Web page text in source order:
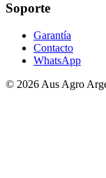
Soporte
Garantía
Contacto
WhatsApp
© 2026 Aus Agro